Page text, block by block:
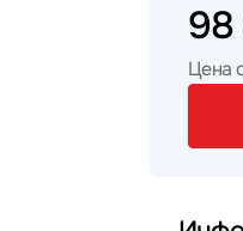
Цена